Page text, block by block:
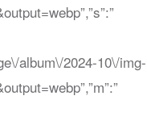
album\/2024-10\/img-